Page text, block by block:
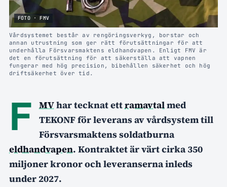
FOTO · FMV
Vårdsystemet består av rengöringsverkyg, borstar och
annan utrustning som ger rätt förutsättningar för att
underhålla Försvarsmaktens eldhandvapen. Enligt FMV är
det en förutsättning för att säkerställa att vapnen
fungerar med hög precision, bibehållen säkerhet och hög
driftsäkerhet över tid.
F MVhar tecknat ettramavtalmed
TEKONF för leverans av vårdsystem till
Försvarsmaktens soldatburna
eldhandvapen. Kontraktet är värt cirka 350
miljoner kronor och leveranserna inleds
under 2027.